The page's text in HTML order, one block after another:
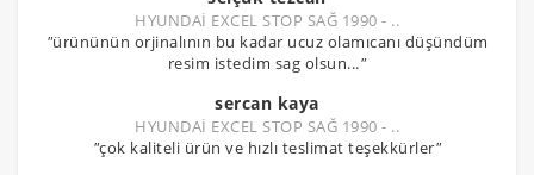
HYUNDAİ EXCEL STOP SAĞ 1990 - ..
"ürününün orjinalının bu kadar ucuz olamıcanı düşündüm
resim istedim sag olsun..."
sercan kaya
HYUNDAİ EXCEL STOP SAĞ 1990 - ..
"çok kaliteli ürün ve hızlı teslimat teşekkürler"